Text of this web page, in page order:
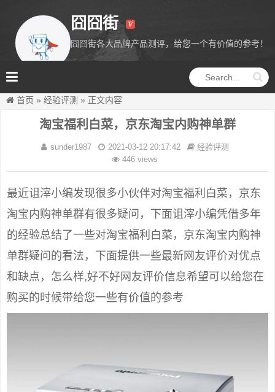
囧囧街
囧囧街各大品牌产品测评，给您一个有价值的参考！
首页 » 经验评测 » 正文内容
淘宝福利白菜，京东淘宝内购神单群
sunder1987 2021-03-12 20:17:42
经验评测
446 views
最近诅滓小编发现很多小伙伴对淘宝福利白菜，京东
淘宝内购神单群有很多疑问，下面诅滓小编凭借多年
的经验总结了一些对淘宝福利白菜，京东淘宝内购神
单群疑问的看法，下面提供一些最新网友评价对优点
和缺点，怎么样,好不好网友评价信息希望可以给您在
购买的时候带给您一些有价值的参考